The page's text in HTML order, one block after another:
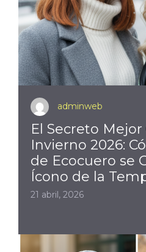
adminweb
El Secreto
Invierno 2026:
de Ecocuero se
Ícono de la
21 abril, 2026